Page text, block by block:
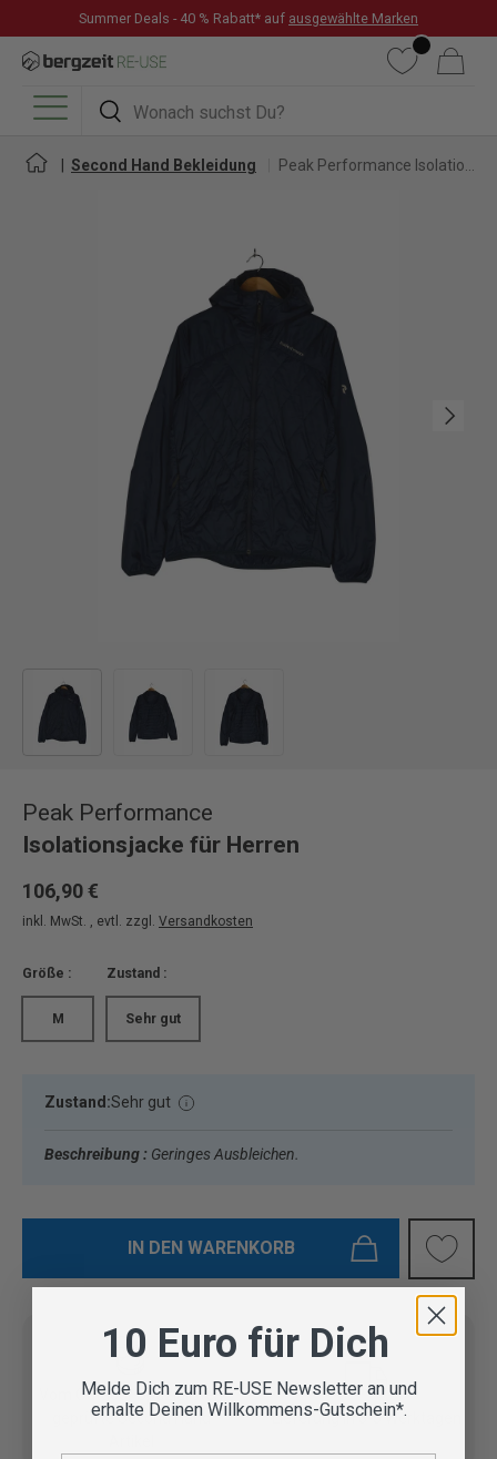
DIREKT ZUM INHALT
Summer Deals - 40 % Rabatt* auf ausgewählte Marken
Suchen
Suchen
WunschlisteWarenkorb
Menü
Second Hand Bekleidung
Nächste
Peak Performance
Isolationsjacke für Herren
106,90 €
inkl. MwSt. , evtl. zzgl. Versandkosten
Größe :
M
Zustand :
Sehr gut
Zustand:Sehr gut
Beschreibung : Geringes Ausbleichen.
IN DEN WARENKORB
Vom Outdoor Spezialisten
geprüfte Second Hand
Lieferung in 3-5 Werktagen
10 Euro für Dich
Melde Dich zum RE-USE Newsletter an und
erhalte Deinen Willkommens-Gutschein*.